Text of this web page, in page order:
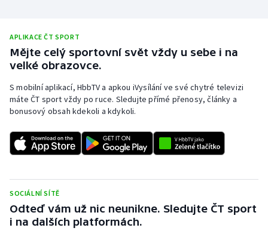
Plážový volejbal
Ragby
Rychlobruslení
Short track
Sportovní střelba
Stolní tenis
APLIKACE ČT SPORT
Mějte celý sportovní svět vždy u sebe i na
velké obrazovce.
S mobilní aplikací, HbbTV a apkou iVysílání ve své chytré televizi
máte ČT sport vždy po ruce. Sledujte přímé přenosy, články a
bonusový obsah kdekoli a kdykoli.
SOCIÁLNÍ SÍTĚ
Odteď vám už nic neunikne. Sledujte ČT sport
i na dalších platformách.